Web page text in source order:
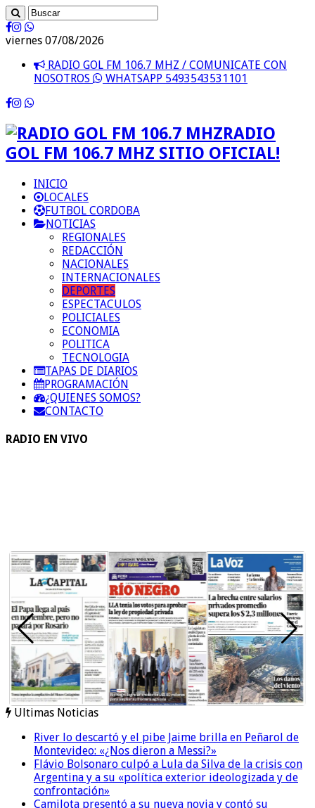
viernes 07/08/2026
RADIO GOL FM 106.7 MHZ / COMUNICATE CON
NOSOTROS
WHATSAPP 5493543531101
RADIO
GOL FM 106.7 MHZ SITIO OFICIAL!
INICIO
LOCALES
FUTBOL CORDOBA
NOTICIAS
REGIONALES
REDACCIÓN
NACIONALES
INTERNACIONALES
DEPORTES
ESPECTACULOS
POLICIALES
ECONOMIA
POLITICA
TECNOLOGIA
TAPAS DE DIARIOS
PROGRAMACIÓN
¿QUIENES SOMOS?
CONTACTO
RADIO EN VIVO
Ultimas Noticias
River lo descartó y el pibe Jaime brilla en Peñarol de
Montevideo: «¿Nos dieron a Messi?»
Flávio Bolsonaro culpó a Lula da Silva de la crisis con
Argentina y a su «política exterior ideologizada y de
confrontación»
Camilota presentó a su nueva novia y contó su